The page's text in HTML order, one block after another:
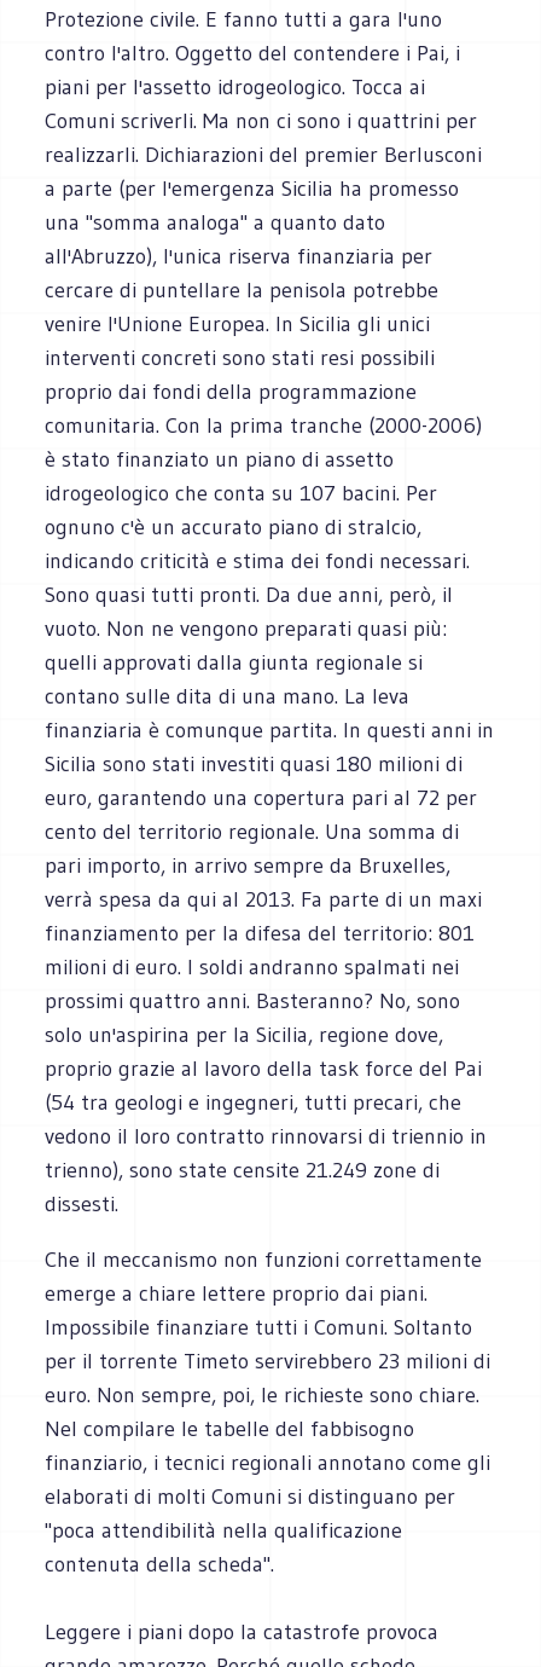
Protezione civile. E fanno tutti a gara l'uno
contro l'altro. Oggetto del contendere i Pai, i
piani per l'assetto idrogeologico. Tocca ai
Comuni scriverli. Ma non ci sono i quattrini per
realizzarli. Dichiarazioni del premier Berlusconi
a parte (per l'emergenza Sicilia ha promesso
una "somma analoga" a quanto dato
all'Abruzzo), l'unica riserva finanziaria per
cercare di puntellare la penisola potrebbe
venire l'Unione Europea. In Sicilia gli unici
interventi concreti sono stati resi possibili
proprio dai fondi della programmazione
comunitaria. Con la prima tranche (2000-2006)
è stato finanziato un piano di assetto
idrogeologico che conta su 107 bacini. Per
ognuno c'è un accurato piano di stralcio,
indicando criticità e stima dei fondi necessari.
Sono quasi tutti pronti. Da due anni, però, il
vuoto. Non ne vengono preparati quasi più:
quelli approvati dalla giunta regionale si
contano sulle dita di una mano. La leva
finanziaria è comunque partita. In questi anni in
Sicilia sono stati investiti quasi 180 milioni di
euro, garantendo una copertura pari al 72 per
cento del territorio regionale. Una somma di
pari importo, in arrivo sempre da Bruxelles,
verrà spesa da qui al 2013. Fa parte di un maxi
finanziamento per la difesa del territorio: 801
milioni di euro. I soldi andranno spalmati nei
prossimi quattro anni. Basteranno? No, sono
solo un'aspirina per la Sicilia, regione dove,
proprio grazie al lavoro della task force del Pai
(54 tra geologi e ingegneri, tutti precari, che
vedono il loro contratto rinnovarsi di triennio in
trienno), sono state censite 21.249 zone di
dissesti.
Che il meccanismo non funzioni correttamente
emerge a chiare lettere proprio dai piani.
Impossibile finanziare tutti i Comuni. Soltanto
per il torrente Timeto servirebbero 23 milioni di
euro. Non sempre, poi, le richieste sono chiare.
Nel compilare le tabelle del fabbisogno
finanziario, i tecnici regionali annotano come gli
elaborati di molti Comuni si distinguano per
"poca attendibilità nella qualificazione
contenuta della scheda".
Leggere i piani dopo la catastrofe provoca